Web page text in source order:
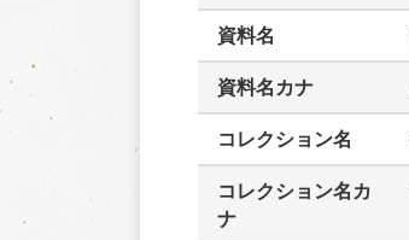
資料名
資料名カナ
コレクション名
コレクション名カ
ナ